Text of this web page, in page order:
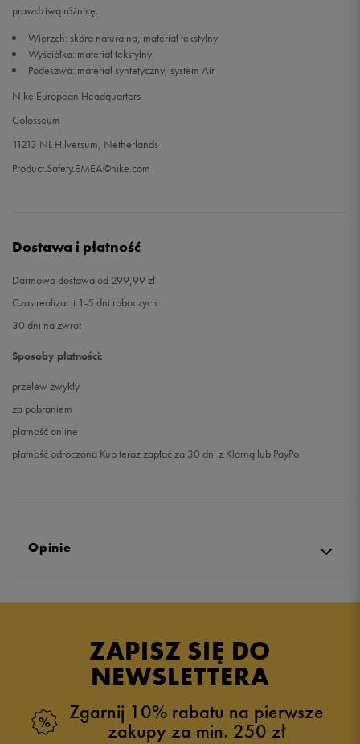
prawdziwą różnicę.
Wierzch: skóra naturalna, materiał tekstylny
Wyściółka: materiał tekstylny
Podeszwa: materiał syntetyczny, system Air
Nike European Headquarters
Colosseum
11213 NL Hilversum, Netherlands
Product.Safety.EMEA@nike.com
Dostawa i płatność
Darmowa dostawa od 299,99 zł
Czas realizacji 1-5 dni roboczych
30 dni na zwrot
Sposoby płatności:
przelew zwykły
za pobraniem
płatność online
płatność odroczona Kup teraz zapłać za 30 dni z Klarną lub PayPo
Opinie
ZAPISZ SIĘ DO
NEWSLETTERA
Zgarnij 10% rabatu na pierwsze
zakupy za min. 250 zł